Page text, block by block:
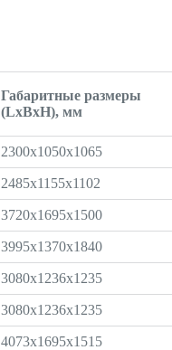
Габаритные размеры
(LxBxH), мм
2300x1050x1065
2485x1155x1102
3720x1695x1500
3995x1370x1840
3080x1236x1235
3080x1236x1235
4073x1695x1515